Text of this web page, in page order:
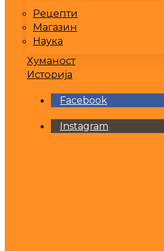
Рецепти
Магазин
Наука
Хуманост
Историја
Facebook
Instagram